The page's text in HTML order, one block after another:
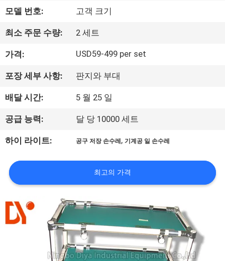
소
공
장
견
학
질
리
모델 번호: 고객 크기
최소 주문 수량: 2 세트
가격: USD59-499 per set
포장 세부 사항: 판지와 부대
배달 시간: 5 월 25 일
공급 능력: 달 당 10000 세트
하이 라이트: 공구 저장 손수레 ,기계공 일 손수레
최고의 가격